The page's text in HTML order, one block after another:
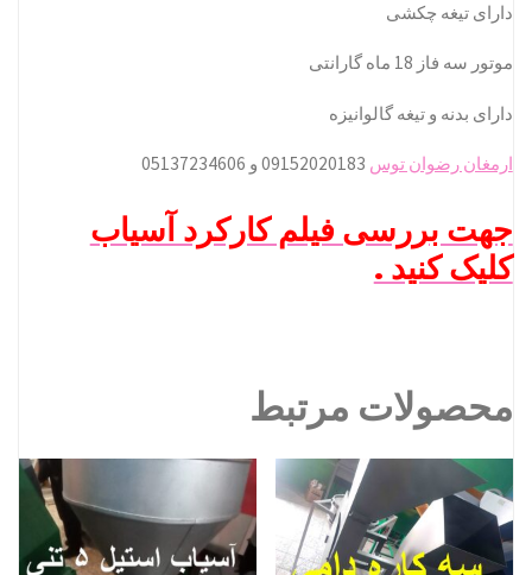
دارای تیغه چکشی
موتور سه فاز 18 ماه گارانتی
دارای بدنه و تیغه گالوانیزه
ارمغان رضوان توس
جهت بررسی فیلم کارکرد آسیاب
کلیک کنید .
محصولات مرتبط